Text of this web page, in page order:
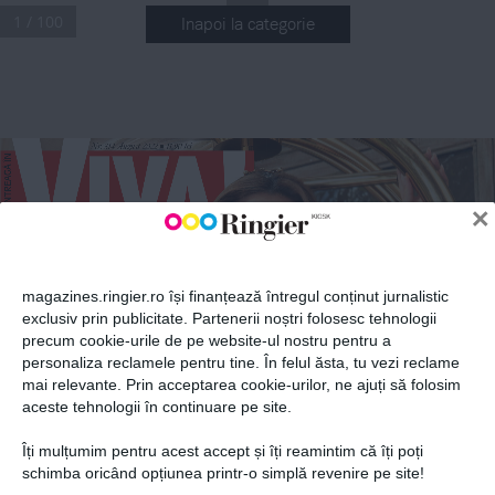
×
magazines.ringier.ro își finanțează întregul conținut jurnalistic
exclusiv prin publicitate. Partenerii noștri folosesc tehnologii
precum cookie-urile de pe website-ul nostru pentru a
personaliza reclamele pentru tine. În felul ăsta, tu vezi reclame
mai relevante. Prin acceptarea cookie-urilor, ne ajuți să folosim
aceste tehnologii în continuare pe site.
Îți mulțumim pentru acest accept și îți reamintim că îți poți
schimba oricând opțiunea printr-o simplă revenire pe site!
Inapoi la categorie
ABONEAZĂ-TE LA NEWSLETTER
Fii la curent cu toate aparițiile din grupul Ringier.
ABONEAZĂ-TE
Politica de confidențialitate și
© 2026 Ringier Romania. Toate
Nr. 314 August 2022 ■ 11,90 lei
Nr.
Nr.
Nr 314 August 2022 ■ 11,90 lei
11,90 lei
CARMEN TĂNASE
EA ESTE ADEVĂRATA
FLACĂRA! CU UMOR,
SERIOASE
NICOLE CHERRY
TOTUL DESPRE
ȘI PLANURILE
DE NUNTĂ